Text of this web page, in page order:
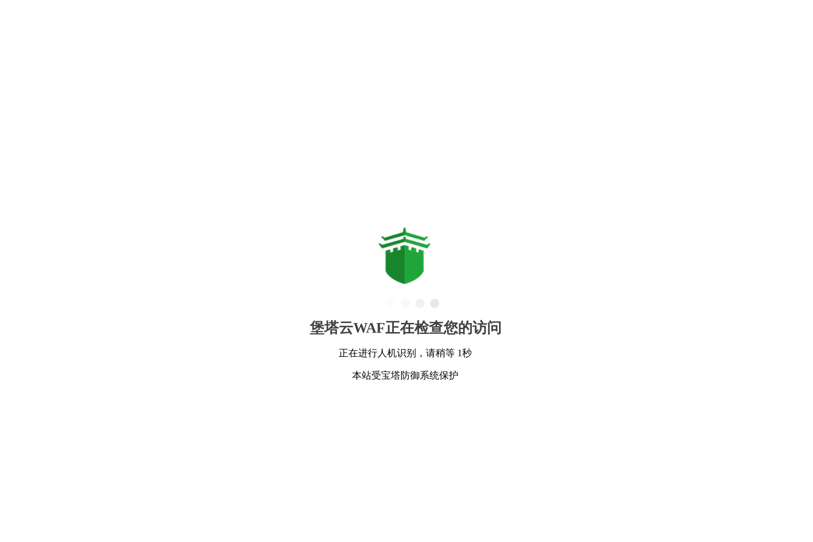
堡塔云WAF正在检查您的访问
正在进行人机识别，请稍等 1秒
本站受宝塔防御系统保护